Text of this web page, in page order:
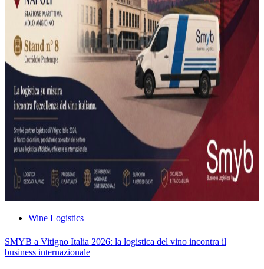
Wine Logistics
SMYB a Vitigno Italia 2026: la logistica del vino incontra il
business internazionale